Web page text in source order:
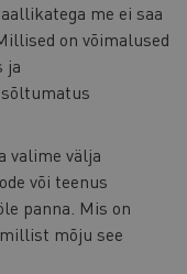
me ei saa
on võimalused
ja
valime välja
või teenus
panna. Mis on
mõju see